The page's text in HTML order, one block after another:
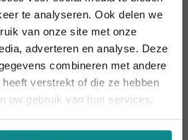
te analyseren. Ook delen we
van onze site met onze
adverteren en analyse. Deze
combineren met andere
verstrekt of die ze hebben
uw gebruik van hun services.
korting t.e.m. 15 augustus,
de zomeractie definitief.
Sluiten